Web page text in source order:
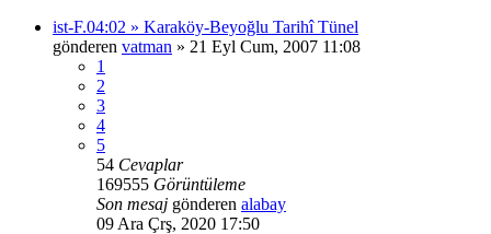
ist-F.04:02 » Karaköy-Beyoğlu Tarihî Tünel
gönderen vatman » 21 Eyl Cum, 2007 11:08
1
2
3
4
5
54 Cevaplar
169555 Görüntüleme
Son mesaj gönderen alabay
09 Ara Çrş, 2020 17:50